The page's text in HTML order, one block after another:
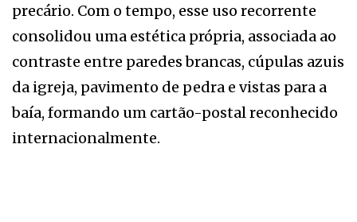
precário. Com o tempo, esse uso recorrente
consolidou uma estética própria, associada ao
contraste entre paredes brancas, cúpulas azuis
da igreja, pavimento de pedra e vistas para a
baía, formando um cartão-postal reconhecido
internacionalmente.